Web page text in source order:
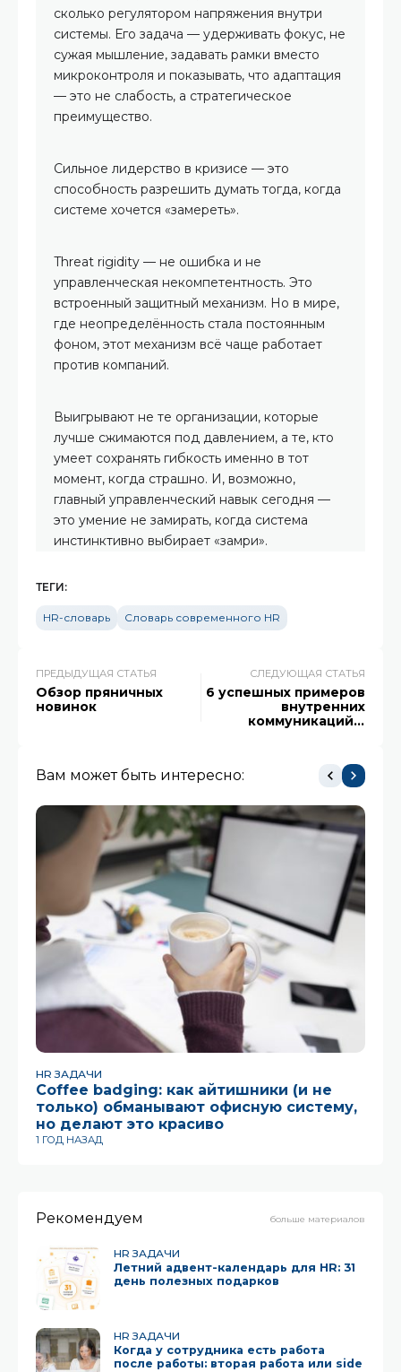
сколько регулятором напряжения внутри
системы. Его задача — удерживать фокус, не
сужая мышление, задавать рамки вместо
микроконтроля и показывать, что адаптация
— это не слабость, а стратегическое
преимущество.
Сильное лидерство в кризисе — это
способность разрешить думать тогда, когда
системе хочется «замереть».
Threat rigidity — не ошибка и не
управленческая некомпетентность. Это
встроенный защитный механизм. Но в мире,
где неопределённость стала постоянным
фоном, этот механизм всё чаще работает
против компаний.
Выигрывают не те организации, которые
лучше сжимаются под давлением, а те, кто
умеет сохранять гибкость именно в тот
момент, когда страшно. И, возможно,
главный управленческий навык сегодня —
это умение не замирать, когда система
инстинктивно выбирает «замри».
ТЕГИ:
HR-словарь Словарь современного HR
ПРЕДЫДУЩАЯ СТАТЬЯ
Обзор пряничных
новинок
СЛЕДУЮЩАЯ СТАТЬЯ
6 успешных примеров
внутренних
коммуникаций в
Вам может быть интересно:
HR ЗАДАЧИ
Coffee badging: как айтишники (и не
только) обманывают офисную систему,
но делают это красиво
1 ГОД НАЗАД
Рекомендуем больше материалов
HR ЗАДАЧИ
Летний адвент-календарь для HR: 31
день полезных подарков
HR ЗАДАЧИ
Когда у сотрудника есть работа
после работы: вторая работа или side